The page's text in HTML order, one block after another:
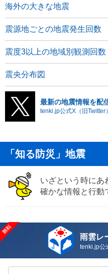
海外の大きな地震
震源地ごとの地震発生回数
震度3以上の地域別観測回数
震央分布図
最新の地震情報を配
tenki.jp公式X（旧Twitter
「知る防災」地震
いざという時にあ
確かな情報と行動
雨雲レ
tenki.jp公